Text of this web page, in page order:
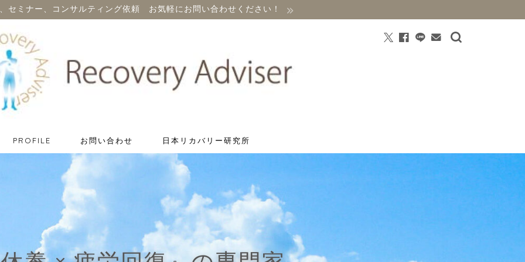
セミナー、コンサルティング依頼 お気軽にお問い合わせください！
PROFILE お問い合わせ 日本リカバリー研究所